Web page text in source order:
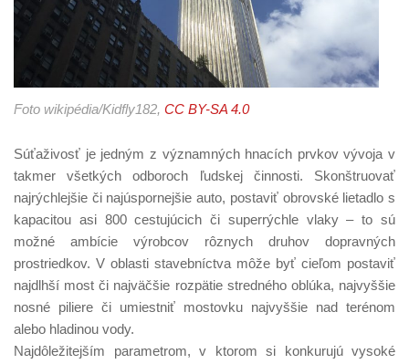
Foto wikipédia/Kidfly182, CC BY-SA 4.0
Súťaživosť je jedným z významných hnacích prvkov vývoja v
takmer všetkých odboroch ľudskej činnosti. Skonštruovať
najrýchlejšie či najúspornejšie auto, postaviť obrovské lietadlo s
kapacitou asi 800 cestujúcich či superrýchle vlaky – to sú
možné ambície výrobcov rôznych druhov dopravných
prostriedkov. V oblasti stavebníctva môže byť cieľom postaviť
najdlhší most či najväčšie rozpätie stredného oblúka, najvyššie
nosné piliere či umiestniť mostovku najvyššie nad terénom
alebo hladinou vody.
Najdôležitejším parametrom, v ktorom si konkurujú vysoké